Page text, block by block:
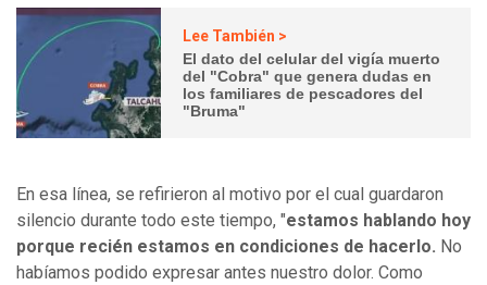
Lee También >
El dato del celular del vigía muerto
del "Cobra" que genera dudas en
los familiares de pescadores del
"Bruma"
En esa línea, se refirieron al motivo por el cual guardaron
silencio durante todo este tiempo, "estamos hablando hoy
porque recién estamos en condiciones de hacerlo. No
habíamos podido expresar antes nuestro dolor. Como